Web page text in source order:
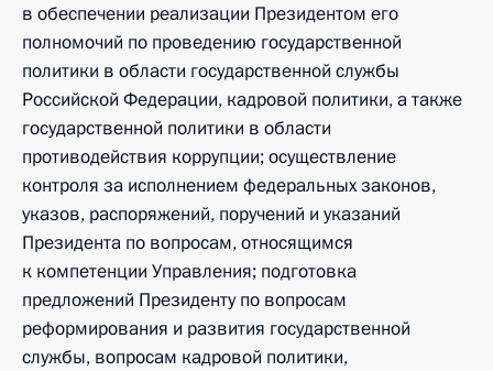
в обеспечении реализации Президентом его
полномочий по проведению государственной
политики в области государственной службы
Российской Федерации, кадровой политики, а также
государственной политики в области
противодействия коррупции; осуществление
контроля за исполнением федеральных законов,
указов, распоряжений, поручений и указаний
Президента по вопросам, относящимся
к компетенции Управления; подготовка
предложений Президенту по вопросам
реформирования и развития государственной
службы, вопросам кадровой политики,